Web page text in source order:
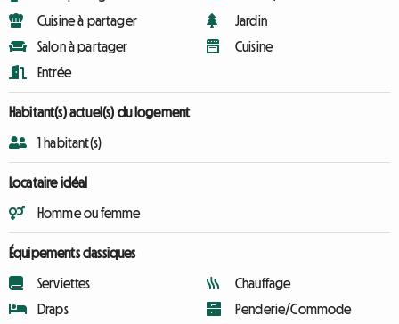
Cuisine à partager
Salon à partager
Entrée
Jardin
Cuisine
Habitant(s) actuel(s) du logement
1 habitant(s)
Locataire idéal
Homme ou femme
Équipements classiques
Serviettes
Draps
Chauffage
Penderie/Commode